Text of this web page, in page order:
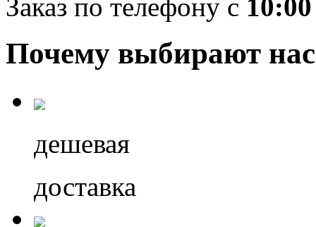
Заказ по телефону с 10:00
Почему выбирают нас
дешевая
доставка